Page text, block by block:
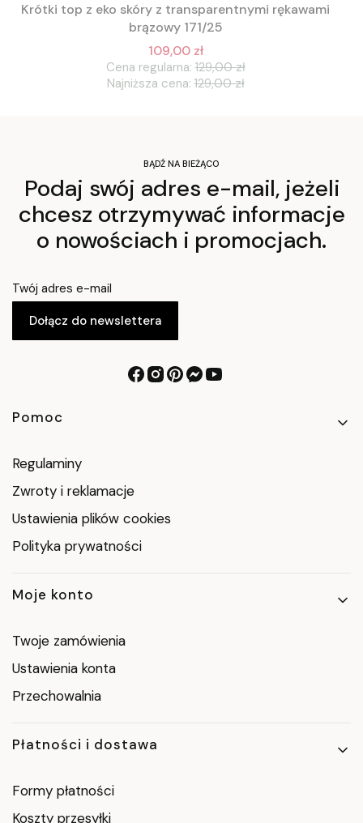
Krótki top z eko skóry z transparentnymi rękawami
brązowy 171/25
109,00 zł
Cena regularna: 129,00 zł
Najniższa cena: 129,00 zł
BĄDŹ NA BIEŻĄCO
Podaj swój adres e-mail, jeżeli
chcesz otrzymywać informacje
o nowościach i promocjach.
Twój adres e-mail
Dołącz do newslettera
Linki w stopce
Pomoc
Regulaminy
Zwroty i reklamacje
Ustawienia plików cookies
Polityka prywatności
Moje konto
Twoje zamówienia
Ustawienia konta
Przechowalnia
Płatności i dostawa
Formy płatności
Koszty przesyłki